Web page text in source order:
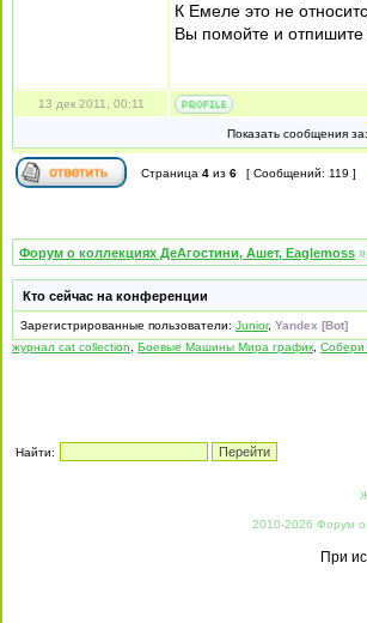
К Емеле это не
Вы помойте и отпишите
13 дек 2011, 00:11
Показать сообщения за:
Страница 4 из 6 [ Сообщений: 119 ]
Форум о коллекциях ДеАгостини, Ашет, Eaglemoss »
Кто сейчас на конференции
Зарегистрированные пользователи: Junior, Yandex [Bot]
журнал cat collection
Боевые Машины Мира график Собери
Найти:
2010-2026 Форум о
При